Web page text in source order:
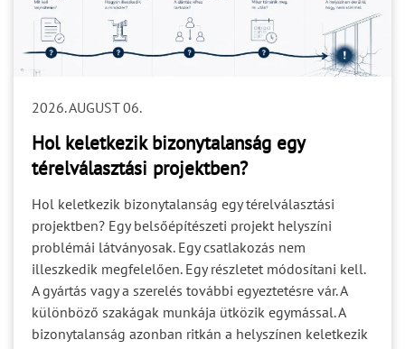
2026. AUGUST 06.
Hol keletkezik bizonytalanság egy
térelválasztási projektben?
Hol keletkezik bizonytalanság egy térelválasztási
projektben? Egy belsőépítészeti projekt helyszíni
problémái látványosak. Egy csatlakozás nem
illeszkedik megfelelően. Egy részletet módosítani kell.
A gyártás vagy a szerelés további egyeztetésre vár. A
különböző szakágak munkája ütközik egymással. A
bizonytalanság azonban ritkán a helyszínen keletkezik